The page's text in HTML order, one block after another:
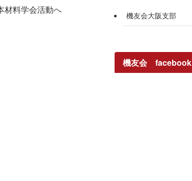
機友会大阪支部
機友会 facebook